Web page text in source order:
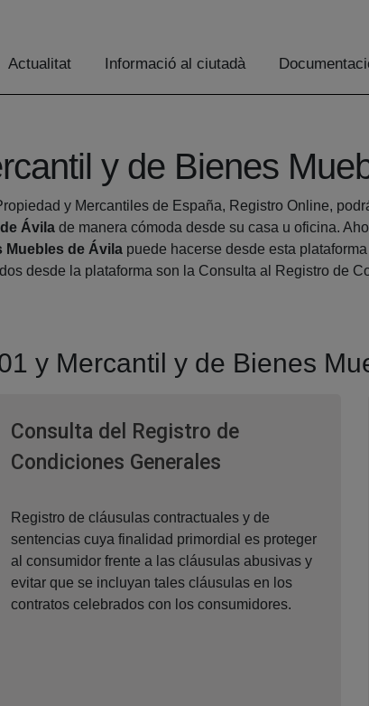
Actualitat Informació al ciutadà
y de Bienes
y Mercantiles de España, Registro Online,
Ávila de manera cómoda desde su casa u oficina.
Muebles de Ávila puede hacerse desde esta
desde la plataforma son la Consulta al Registro de
y Mercantil y de Bienes
Consulta del Registro de
Condiciones GeneralesVentana nueva
Registro de cláusulas contractuales y de
sentencias cuya finalidad primordial es proteger
al consumidor frente a las cláusulas abusivas y
evitar que se incluyan tales cláusulas en los
contratos celebrados con los consumidores.